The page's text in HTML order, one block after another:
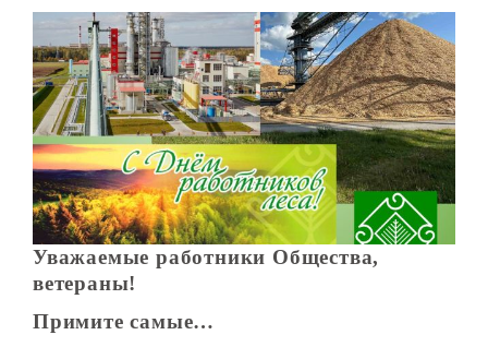
Уважаемые работники Общества,
ветераны!
Примите самые…